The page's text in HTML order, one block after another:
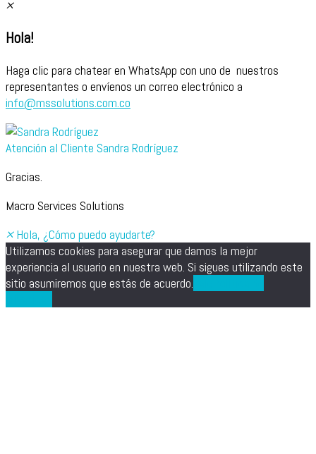
×
Hola!
Haga clic para chatear en WhatsApp con uno de nuestros
representantes o envíenos un correo electrónico a
info@mssolutions.com.co
Atención al Cliente Sandra Rodríguez
Gracias.
Macro Services Solutions
× Hola, ¿Cómo puedo ayudarte?
Utilizamos cookies para asegurar que damos la mejor
experiencia al usuario en nuestra web. Si sigues utilizando este
sitio asumiremos que estás de acuerdo.